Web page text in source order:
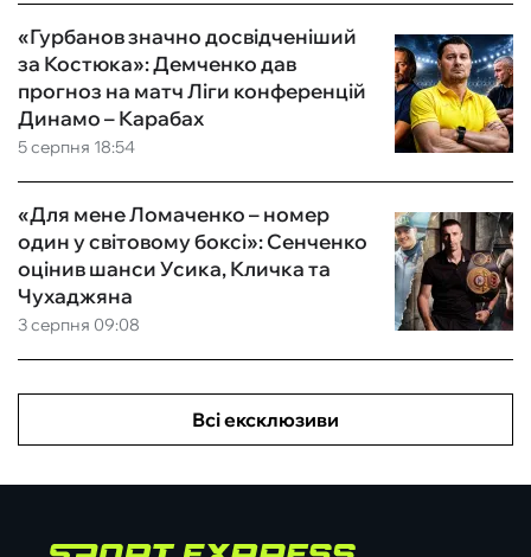
5 серпня 18:54
«Гурбанов значно досвідченіший
за Костюка»: Демченко дав
прогноз на матч Ліги конференцій
Динамо – Карабах
3 серпня 09:08
«Для мене Ломаченко – номер
один у світовому боксі»: Сенченко
оцінив шанси Усика, Кличка та
Чухаджяна
Всі ексклюзиви